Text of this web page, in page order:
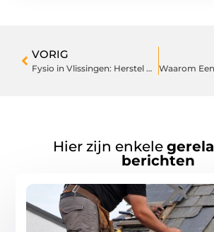
VORIG
Fysio in Vlissingen: Herstel met Lokale Expertise
Hier zijn enkele
berichten